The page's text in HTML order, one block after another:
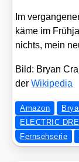
Im
käme im
nichts, mein
Bild: Bryan
derWiki­pe­dia
Amazon
ELECTRIC
Fernsehserie